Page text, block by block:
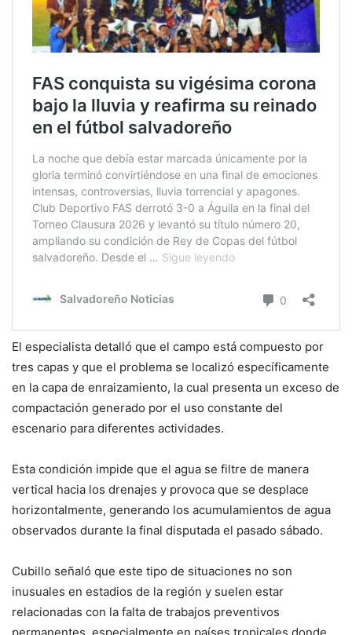
El especialista detalló que el campo está compuesto por
tres capas y que el problema se localizó específicamente
en la capa de enraizamiento, la cual presenta un exceso de
compactación generado por el uso constante del
escenario para diferentes actividades.
Esta condición impide que el agua se filtre de manera
vertical hacia los drenajes y provoca que se desplace
horizontalmente, generando los acumulamientos de agua
observados durante la final disputada el pasado sábado.
Cubillo señaló que este tipo de situaciones no son
inusuales en estadios de la región y suelen estar
relacionadas con la falta de trabajos preventivos